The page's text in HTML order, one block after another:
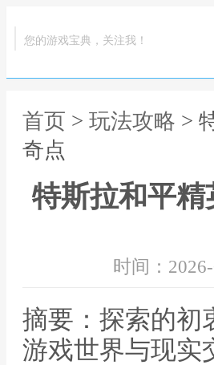
您的游戏宝典，关注我！
首页 > 玩法攻略 >
奇点
特斯拉和平
时间：
摘要：探索的初
游戏世界与现实